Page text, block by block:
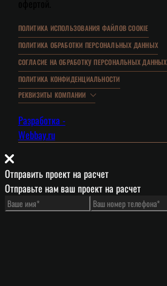
ПОЛИТИКА ИСПОЛЬЗОВАНИЯ ФАЙЛОВ COOKIE
ПОЛИТИКА ОБРАБОТКИ ПЕРСОНАЛЬНЫХ ДАННЫХ
СОГЛАСИЕ НА ОБРАБОТКУ ПЕРСОНАЛЬНЫХ ДАННЫХ
ПОЛИТИКА КОНФИДЕНЦИАЛЬНОСТИ
РЕКВИЗИТЫ КОМПАНИИ
Разработка -
Webbay.ru
Отправить проект на расчет
Отправьте нам ваш проект на расчет